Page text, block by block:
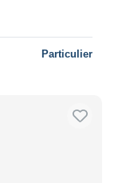
Particulier